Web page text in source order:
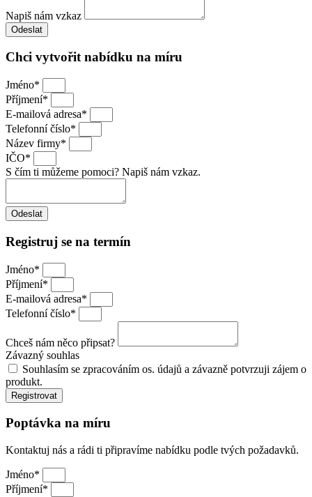
Napiš nám vzkaz
Odeslat
Chci vytvořit nabídku na míru
Jméno*
Příjmení*
E-mailová adresa*
Telefonní číslo*
Název firmy*
IČO*
S čím ti můžeme pomoci? Napiš nám vzkaz.
Odeslat
Registruj se na termín
Jméno*
Příjmení*
E-mailová adresa*
Telefonní číslo*
Chceš nám něco připsat?
Závazný souhlas
Souhlasím se zpracováním os. údajů a závazně potvrzuji zájem o
produkt.
Registrovat
Poptávka na míru
Kontaktuj nás a rádi ti připravíme nabídku podle tvých požadavků.
Jméno*
Příjmení*